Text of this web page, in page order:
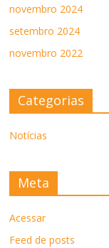
novembro 2024
setembro 2024
novembro 2022
Categorias
Notícias
Meta
Acessar
Feed de posts